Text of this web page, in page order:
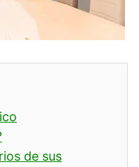
de sus